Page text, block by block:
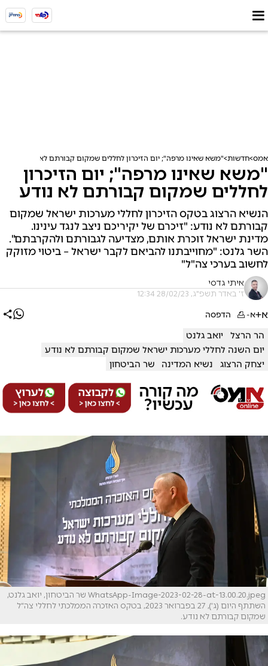
אמס חדשות "משא שאינו מרפה"; יום הזיכרון לחללים שמקום קבורתם לא נודע
"משא שאינו מרפה"; יום הזיכרון
לחללים שמקום קבורתם לא נודע
הנשיא הרצוג בטקס הזיכרון לחללי מערכות ישראל שמקום
קבורתם לא נודע: "זיכרם של יקיריכם ניצב לנגד עינינו.
מדינת ישראל זוכרת אותם, מצדיעה לגבורתם ולהקרבתם".
השר גלנט: "מחוייבתנו להביאם לקבר ישראל – ביטוי מזוקק
לחשוב בערכי צה"ל"
איתי גדסי
ז' באדר תשפ"ג, 28/02/23 12:34
א+א- הדפסה
הר הרצל
יואב גלנט
יום השנה לחללי מערכות ישראל שמקום קבורתם לא נודע
יצחק הרצוג
נשיא המדינה שר הביטחון
WhatsApp-Image-2023-02-28-at-13.00.20.jpeg שר הביטחון, יואב גלנט,
השתתף היום (ג׳), 27 בפברואר 2023, בטקס האזכרה הממלכתי לחללי צה״ל
שמקום קבורתם לא נודע.